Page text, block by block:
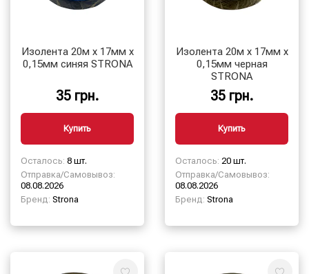
Изолента 20м х 17мм х
0,15мм синяя STRONA
35 грн.
Купить
Осталось: 8 шт.
Отправка/Самовывоз:
08.08.2026
Бренд: Strona
Изолента 20м х 17мм х
0,15мм черная
STRONA
35 грн.
Купить
Осталось: 20 шт.
Отправка/Самовывоз:
08.08.2026
Бренд: Strona